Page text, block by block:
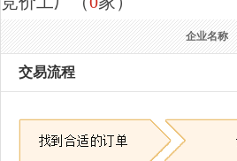
企业名称
交易流程